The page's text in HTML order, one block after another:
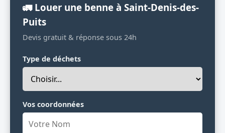
🚛 Louer une benne à Saint-Denis-des-
Puits
Devis gratuit & réponse sous 24h
Type de déchets
Vos coordonnées